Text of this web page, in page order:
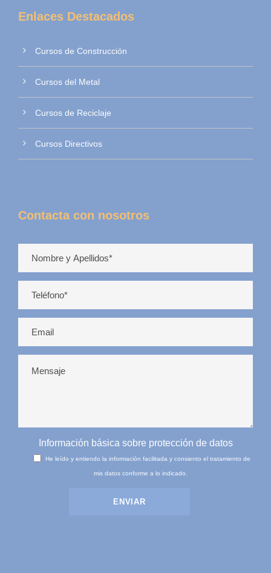
Enlaces Destacados
Cursos de Construcción
Cursos del Metal
Cursos de Reciclaje
Cursos Directivos
Contacta con nosotros
Información básica sobre protección de datos
He leído y entiendo la información facilitada y consiento el tratamiento de
mis datos conforme a lo indicado.